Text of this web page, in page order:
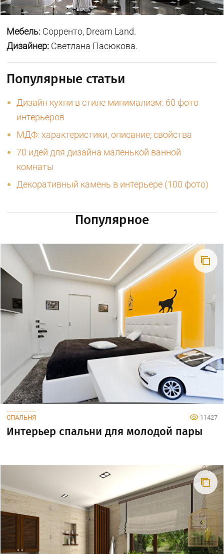
Мебель: Сорренто, Dream Land.
Дизайнер: Светлана Пасюкова.
Популярные статьи
Дизайн кухни в стиле минимализм: 60 фото
интерьеров
МДФ: характеристики, описание, свойства
70 идей для дизайна маленькой ванной
комнаты
Декоративный камень в интерьере (100 фото)
Популярное
СПАЛЬНЯ 11427
Интерьер спальни для молодой пары